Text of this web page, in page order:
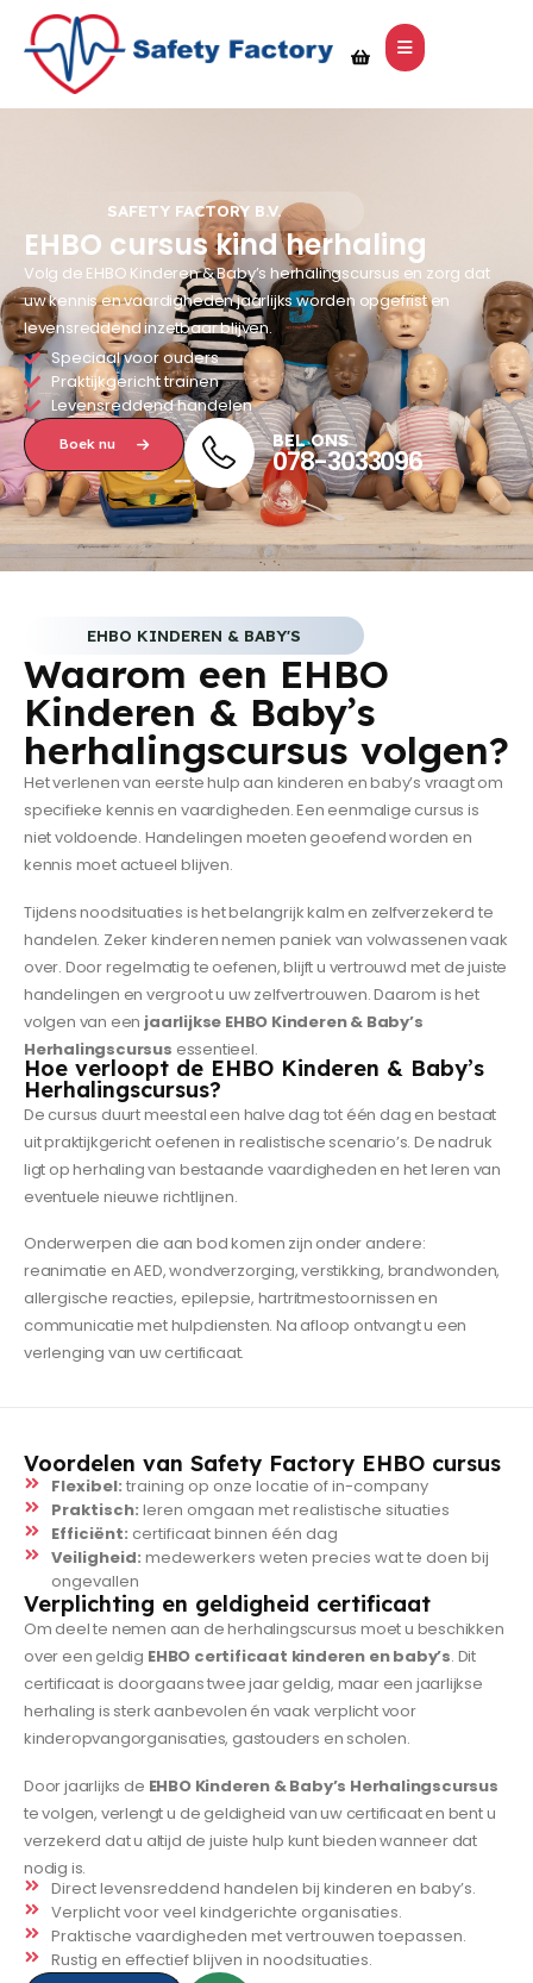
SAFETY FACTORY B.V.
EHBO cursus kind herhaling
Volg de EHBO Kinderen & Baby’s herhalingscursus en zorg dat
uw kennis en vaardigheden jaarlijks worden opgefrist en
levensreddend inzetbaar blijven.
Speciaal voor ouders
Praktijkgericht trainen
Levensreddend handelen
Boek nu BEL ONS
078-3033096
EHBO KINDEREN & BABY'S
Waarom een EHBO
Kinderen & Baby’s
herhalingscursus volgen?
Het verlenen van eerste hulp aan kinderen en baby’s vraagt om
specifieke kennis en vaardigheden. Een eenmalige cursus is
niet voldoende. Handelingen moeten geoefend worden en
kennis moet actueel blijven.
Tijdens noodsituaties is het belangrijk kalm en zelfverzekerd te
handelen. Zeker kinderen nemen paniek van volwassenen vaak
over. Door regelmatig te oefenen, blijft u vertrouwd met de juiste
handelingen en vergroot u uw zelfvertrouwen. Daarom is het
volgen van een jaarlijkse EHBO Kinderen & Baby’s
Herhalingscursus essentieel.
Hoe verloopt de EHBO Kinderen & Baby’s
Herhalingscursus?
De cursus duurt meestal een halve dag tot één dag en bestaat
uit praktijkgericht oefenen in realistische scenario’s. De nadruk
ligt op herhaling van bestaande vaardigheden en het leren van
eventuele nieuwe richtlijnen.
Onderwerpen die aan bod komen zijn onder andere:
reanimatie en AED, wondverzorging, verstikking, brandwonden,
allergische reacties, epilepsie, hartritmestoornissen en
communicatie met hulpdiensten. Na afloop ontvangt u een
verlenging van uw certificaat.
Voordelen van Safety Factory EHBO cursus
Flexibel: training op onze locatie of in-company
Praktisch: leren omgaan met realistische situaties
Efficiënt: certificaat binnen één dag
Veiligheid: medewerkers weten precies wat te doen bij
ongevallen
Verplichting en geldigheid certificaat
Om deel te nemen aan de herhalingscursus moet u beschikken
over een geldig EHBO certificaat kinderen en baby’s. Dit
certificaat is doorgaans twee jaar geldig, maar een jaarlijkse
herhaling is sterk aanbevolen én vaak verplicht voor
kinderopvangorganisaties, gastouders en scholen.
Door jaarlijks de EHBO Kinderen & Baby’s Herhalingscursus
te volgen, verlengt u de geldigheid van uw certificaat en bent u
verzekerd dat u altijd de juiste hulp kunt bieden wanneer dat
nodig is.
Direct levensreddend handelen bij kinderen en baby’s.
Verplicht voor veel kindgerichte organisaties.
Praktische vaardigheden met vertrouwen toepassen.
Rustig en effectief blijven in noodsituaties.